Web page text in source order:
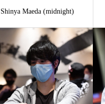
Shinya Maeda (midnight)